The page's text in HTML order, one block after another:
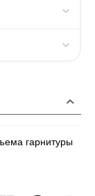
гарнитуры